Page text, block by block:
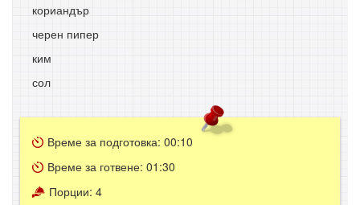
кориандър
черен пипер
ким
сол
Време за подготовка: 00:10
Време за готвене: 01:30
Порции: 4